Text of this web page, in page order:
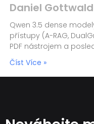
Daniel Gottwald
Qwen 3.5 dense
přístupy (A-RAG,
PDF nástrojem a
Číst Více »